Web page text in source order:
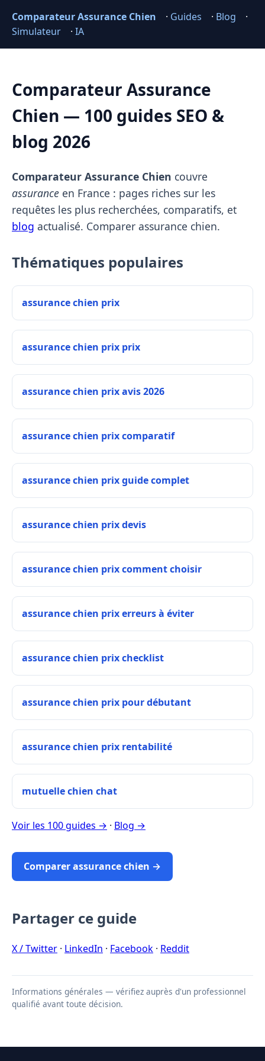
Comparateur Assurance Chien · Guides · Blog
·
Simulateur
· IA
Comparateur Assurance
Chien — 100 guides SEO &
blog 2026
Comparateur Assurance Chien couvre
assurance en France : pages riches sur les
requêtes les plus recherchées, comparatifs, et
blog actualisé. Comparer assurance chien.
Thématiques populaires
assurance chien prix
assurance chien prix prix
assurance chien prix avis 2026
assurance chien prix comparatif
assurance chien prix guide complet
assurance chien prix devis
assurance chien prix comment choisir
assurance chien prix erreurs à éviter
assurance chien prix checklist
assurance chien prix pour débutant
assurance chien prix rentabilité
mutuelle chien chat
Voir les 100 guides → · Blog →
Comparer assurance chien →
Partager ce guide
X / Twitter · LinkedIn · Facebook · Reddit
Informations générales — vérifiez auprès d'un professionnel
qualifié avant toute décision.